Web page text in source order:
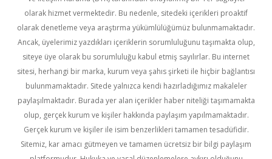
olarak hizmet vermektedir. Bu nedenle, sitedeki içerikleri proaktif
olarak denetleme veya araştırma yükümlülüğümüz bulunmamaktadır.
Ancak, üyelerimiz yazdıkları içeriklerin sorumluluğunu taşımakta olup,
siteye üye olarak bu sorumluluğu kabul etmiş sayılırlar. Bu internet
sitesi, herhangi bir marka, kurum veya şahıs şirketi ile hiçbir bağlantısı
bulunmamaktadır. Sitede yalnızca kendi hazırladığımız makaleler
paylaşılmaktadır. Burada yer alan içerikler haber niteliği taşımamakta
olup, gerçek kurum ve kişiler hakkında paylaşım yapılmamaktadır.
Gerçek kurum ve kişiler ile isim benzerlikleri tamamen tesadüfidir.
Sitemiz, kar amacı gütmeyen ve tamamen ücretsiz bir bilgi paylaşım